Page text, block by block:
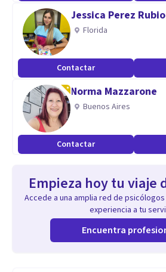
Jessica Perez Rubio
Florida
Contactar
Norma Mazzarone
Buenos Aires
Contactar
Empieza hoy tu viaje
Accede a una amplia red de
experiencia a tu
Encuentra